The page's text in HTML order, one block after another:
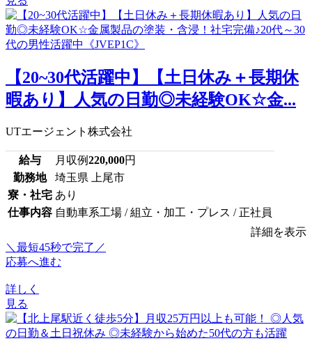
【20~30代活躍中】【土日休み＋長期休
暇あり】人気の日勤◎未経験OK☆金...
UTエージェント株式会社
給与 月収例220,000円
勤務地
埼玉県 上尾市
寮・社宅 あり
仕事内容 自動車系工場 / 組立・加工・プレス / 正社員
詳細を表示
＼最短45秒で完了／
応募へ進む
詳しく
見る